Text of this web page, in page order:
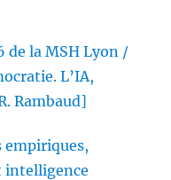
de la MSH Lyon /
L’IA,
Rambaud]
empiriques,
intelligence